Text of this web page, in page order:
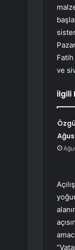
Fatih
ve
İlgili